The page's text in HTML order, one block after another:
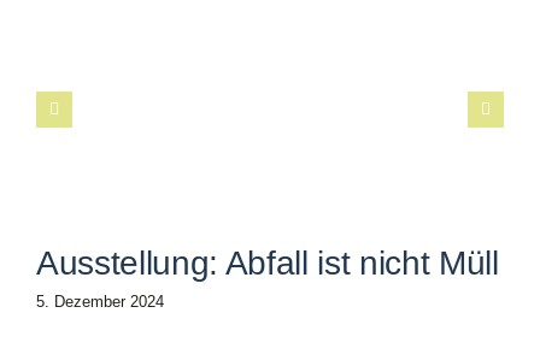
Ausstellung: Abfall ist nicht Müll
5. Dezember 2024